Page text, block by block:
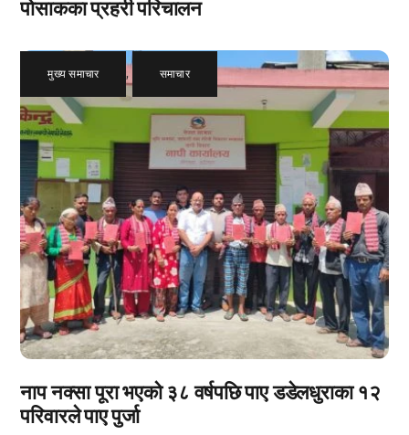
पोसाकका प्रहरी परिचालन
मुख्य समाचार , समाचार
नाप नक्सा पूरा भएको ३८ वर्षपछि पाए डडेलधुराका १२
परिवारले पाए पुर्जा